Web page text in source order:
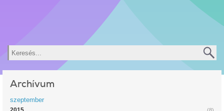
Keresés
Archívum
szeptember